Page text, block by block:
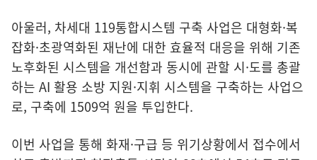
아울러, 차세대 119통합시스템 구축 사업은 대형화·복
잡화·초광역화된 재난에 대한 효율적 대응을 위해 기존
노후화된 시스템을 개선함과 동시에 관할 시·도를 총괄
하는 AI 활용 소방 지원·지휘 시스템을 구축하는 사업으
로, 구축에 1509억 원을 투입한다.
이번 사업을 통해 화재·구급 등 위기상황에서 접수에서